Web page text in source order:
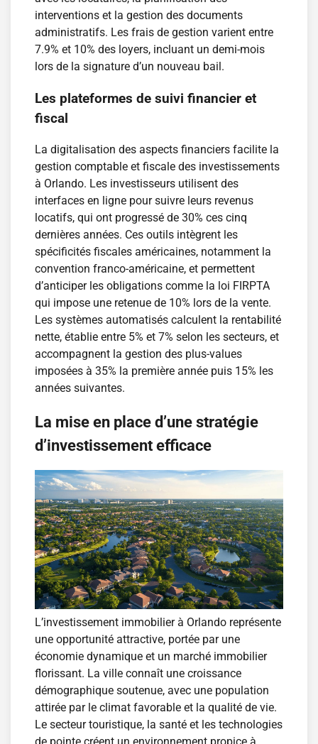
interventions et la gestion des documents
administratifs. Les frais de gestion varient entre
7.9% et 10% des loyers, incluant un demi-mois
lors de la signature d’un nouveau bail.
Les plateformes de suivi financier et
fiscal
La digitalisation des aspects financiers facilite la
gestion comptable et fiscale des investissements
à Orlando. Les investisseurs utilisent des
interfaces en ligne pour suivre leurs revenus
locatifs, qui ont progressé de 30% ces cinq
dernières années. Ces outils intègrent les
spécificités fiscales américaines, notamment la
convention franco-américaine, et permettent
d’anticiper les obligations comme la loi FIRPTA
qui impose une retenue de 10% lors de la vente.
Les systèmes automatisés calculent la rentabilité
nette, établie entre 5% et 7% selon les secteurs, et
accompagnent la gestion des plus-values
imposées à 35% la première année puis 15% les
années suivantes.
La mise en place d’une stratégie
d’investissement efficace
L’investissement immobilier à Orlando représente
une opportunité attractive, portée par une
économie dynamique et un marché immobilier
florissant. La ville connaît une croissance
démographique soutenue, avec une population
attirée par le climat favorable et la qualité de vie.
Le secteur touristique, la santé et les technologies
de pointe créent un environnement propice à